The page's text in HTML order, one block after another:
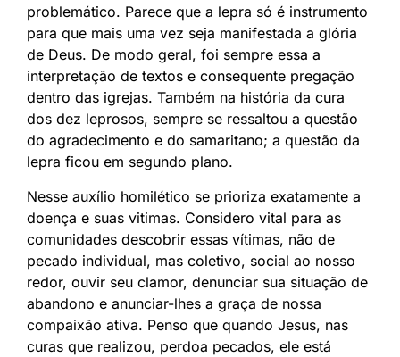
problemático. Parece que a lepra só é instrumento
para que mais uma vez seja manifestada a glória
de Deus. De modo geral, foi sempre essa a
interpretação de textos e consequente pregação
dentro das igrejas. Também na história da cura
dos dez leprosos, sempre se ressaltou a questão
do agradecimento e do samaritano; a questão da
lepra ficou em segundo plano.
Nesse auxílio homilético se prioriza exatamente a
doença e suas vitimas. Considero vital para as
comunidades descobrir essas vítimas, não de
pecado individual, mas coletivo, social ao nosso
redor, ouvir seu clamor, denunciar sua situação de
abandono e anunciar-lhes a graça de nossa
compaixão ativa. Penso que quando Jesus, nas
curas que realizou, perdoa pecados, ele está